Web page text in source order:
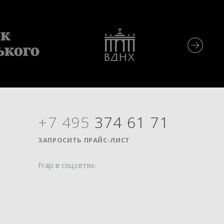
+7 495 374 61 71
ЗАПРОСИТЬ ПРАЙС-ЛИСТ
Frap в соцсетях: